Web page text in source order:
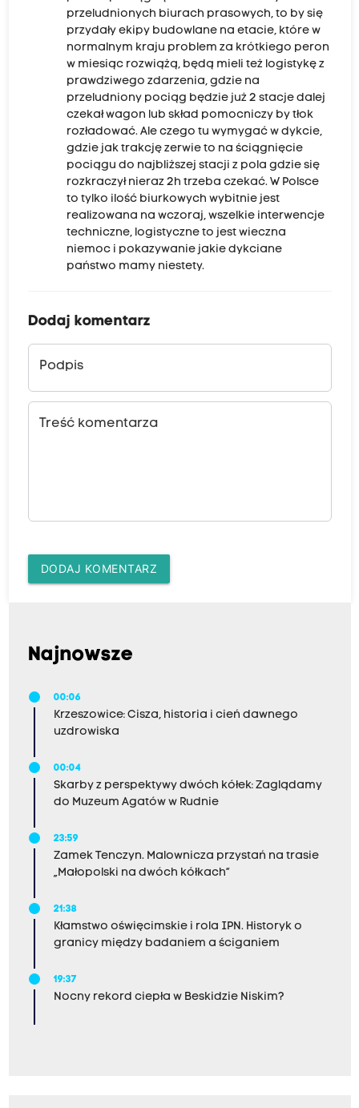
przeludnionych biurach prasowych, to by się
przydały ekipy budowlane na etacie, które w
normalnym kraju problem za krótkiego peron
w miesiąc rozwiążą, będą mieli też logistykę z
prawdziwego zdarzenia, gdzie na
przeludniony pociąg będzie już 2 stacje dalej
czekał wagon lub skład pomocniczy by tłok
rozładować. Ale czego tu wymygać w dykcie,
gdzie jak trakcję zerwie to na ściągnięcie
pociągu do najbliższej stacji z pola gdzie się
rozkraczył nieraz 2h trzeba czekać. W Polsce
to tylko ilość biurkowych wybitnie jest
realizowana na wczoraj, wszelkie interwencje
techniczne, logistyczne to jest wieczna
niemoc i pokazywanie jakie dykciane
państwo mamy niestety.
Dodaj komentarz
Podpis
Treść komentarza
DODAJ KOMENTARZ
Najnowsze
00:06
Krzeszowice: Cisza, historia i cień dawnego
uzdrowiska
00:04
Skarby z perspektywy dwóch kółek: Zaglądamy
do Muzeum Agatów w Rudnie
23:59
Zamek Tenczyn. Malownicza przystań na trasie
„Małopolski na dwóch kółkach”
21:38
Kłamstwo oświęcimskie i rola IPN. Historyk o
granicy między badaniem a ściganiem
19:37
Nocny rekord ciepła w Beskidzie Niskim?